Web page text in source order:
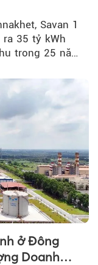
Savan 1
35 tỷ kWh
trong 25 năm
ở Đông
Doanh